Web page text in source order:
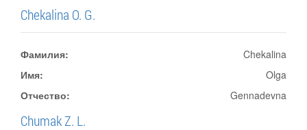
Chekalina O. G.
Фамилия:
Chekalina
Имя:
Olga
Отчество:
Gennadevna
Chumak Z. L.